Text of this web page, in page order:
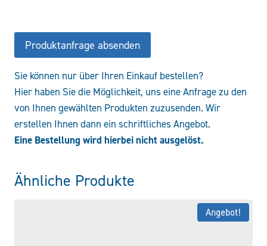
Produktanfrage absenden
Sie können nur über Ihren Einkauf bestellen?
Hier haben Sie die Möglichkeit, uns eine Anfrage zu den
von Ihnen gewählten Produkten zuzusenden. Wir
erstellen Ihnen dann ein schriftliches Angebot.
Eine Bestellung wird hierbei nicht ausgelöst.
Ähnliche Produkte
Angebot!